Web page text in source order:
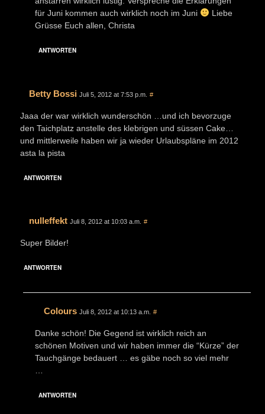
für Juni kommen auch wirklich noch im Juni
Liebe
Grüsse Euch allen, Christa
ANTWORTEN
Betty Bossi Juli 5, 2012 at 7:53 p.m. #
Jaaa der war wirklich wunderschön …und ich bevorzuge
den Taichplatz anstelle des klebrigen und süssen Cake…
und mittlerweile haben wir ja wieder Urlaubspläne im 2012
asta la pista
ANTWORTEN
nulleffekt Juli 8, 2012 at 10:03 a.m. #
Super Bilder!
ANTWORTEN
Colours Juli 8, 2012 at 10:13 a.m. #
Danke schön! Die Gegend ist wirklich reich an
schönen Motiven und wir haben immer die “Kürze” der
Tauchgänge bedauert … es gäbe noch so viel mehr
ANTWORTEN